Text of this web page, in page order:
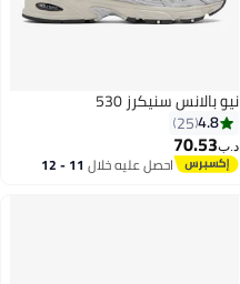
نيو بالانس سنيكرز 530
4.8
25
د.ب‏70.53
احصل عليه خلال 11 - 12